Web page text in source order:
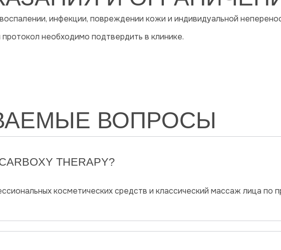
инфекции, повреждении кожи и индивидуальной
необходимо подтвердить в клинике.
ВОПРОСЫ
THERAPY?
косметических средств и классический массаж лица по